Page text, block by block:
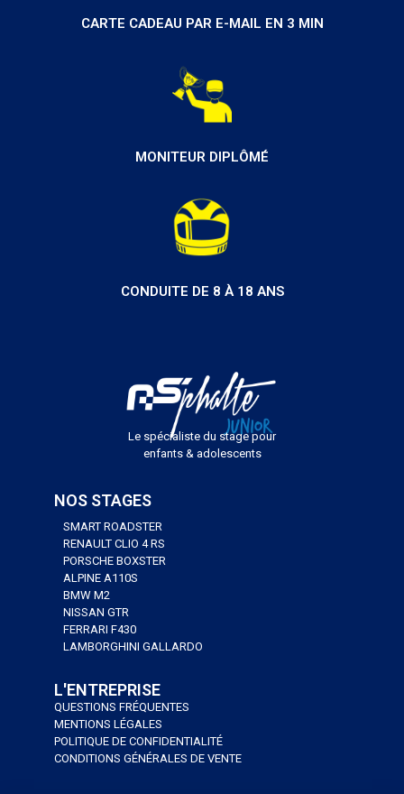
CARTE CADEAU PAR E-MAIL EN 3 MIN
MONITEUR DIPLÔMÉ
CONDUITE DE 8 À 18 ANS
Le spécialiste du stage pour
enfants & adolescents
NOS STAGES
SMART ROADSTER
RENAULT CLIO 4 RS
PORSCHE BOXSTER
ALPINE A110S
BMW M2
NISSAN GTR
FERRARI F430
LAMBORGHINI GALLARDO
L'ENTREPRISE
QUESTIONS FRÉQUENTES
MENTIONS LÉGALES
POLITIQUE DE CONFIDENTIALITÉ
CONDITIONS GÉNÉRALES DE VENTE